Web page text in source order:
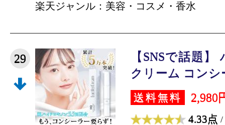
楽天ジャンル：美容・コスメ・香水
29
【SNSで話題
クリーム コンシ
送料無料 2,980
4.33点 /